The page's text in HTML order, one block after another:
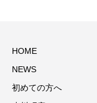
HOME
NEWS
初めての方へ